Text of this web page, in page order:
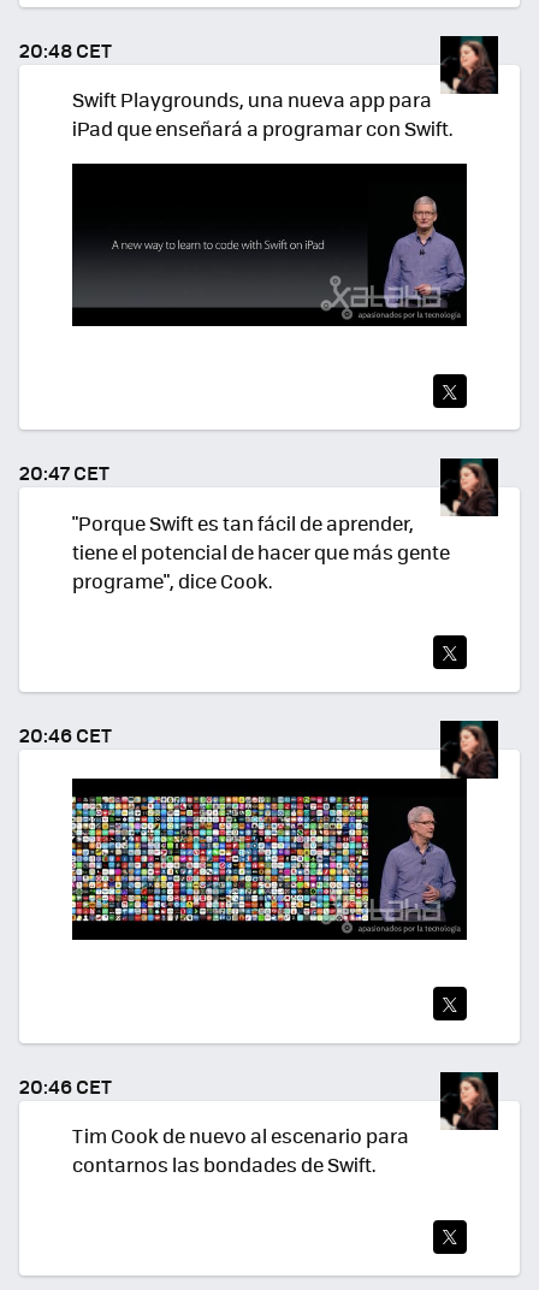
TEA
R
20:48 CET
Swift Playgrounds, una nueva app para
iPad que enseñará a programar con Swift.
TWI
TEA
R
20:47 CET
"Porque Swift es tan fácil de aprender,
tiene el potencial de hacer que más gente
programe", dice Cook.
TEA
R
20:46 CET
TEA
R
20:46 CET
Tim Cook de nuevo al escenario para
contarnos las bondades de Swift.